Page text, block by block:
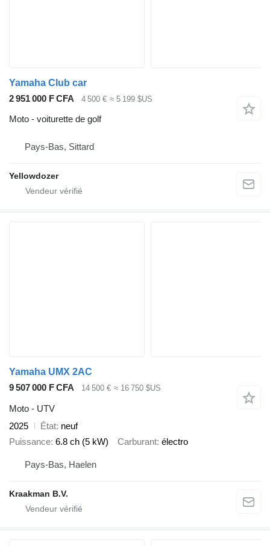
Yamaha Club car
2 951 000 F CFA
4 500 € ≈ 5 199 $US
Moto - voiturette de golf
Pays-Bas, Sittard
Yellowdozer
Yamaha UMX 2AC
9 507 000 F CFA
14 500 € ≈ 16 750 $US
Moto - UTV
2025
État neuf
Puissance 6.8 ch (5 kW) Carburant électro
Pays-Bas, Haelen
Kraakman B.V.